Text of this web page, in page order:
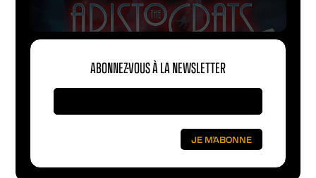
ABONNEZ-VOUS À LA NEWSLETTER